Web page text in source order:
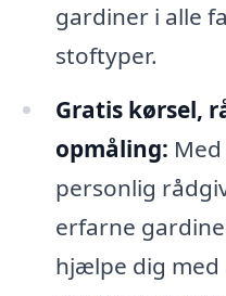
gardiner i alle
stoftyper.
Gratis kørsel,
opmåling:
personlig
erfarne
hjælpe dig